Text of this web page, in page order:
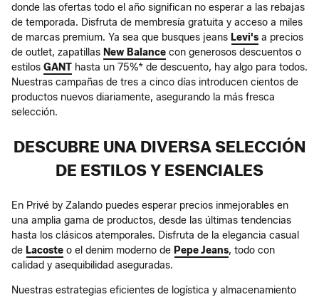
donde las ofertas todo el año significan no esperar a las rebajas
de temporada. Disfruta de membresía gratuita y acceso a miles
de marcas premium. Ya sea que busques jeans Levi's a precios
de outlet, zapatillas New Balance con generosos descuentos o
estilos GANT hasta un 75%* de descuento, hay algo para todos.
Nuestras campañas de tres a cinco días introducen cientos de
productos nuevos diariamente, asegurando la más fresca
selección.
DESCUBRE UNA DIVERSA SELECCIÓN
DE ESTILOS Y ESENCIALES
En Privé by Zalando puedes esperar precios inmejorables en
una amplia gama de productos, desde las últimas tendencias
hasta los clásicos atemporales. Disfruta de la elegancia casual
de Lacoste o el denim moderno de Pepe Jeans, todo con
calidad y asequibilidad aseguradas.
Nuestras estrategias eficientes de logística y almacenamiento